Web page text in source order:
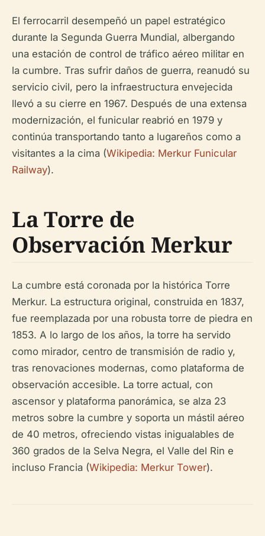
El ferrocarril desempeñó un papel estratégico
durante la Segunda Guerra Mundial, albergando
una estación de control de tráfico aéreo militar en
la cumbre. Tras sufrir daños de guerra, reanudó su
servicio civil, pero la infraestructura envejecida
llevó a su cierre en 1967. Después de una extensa
modernización, el funicular reabrió en 1979 y
continúa transportando tanto a lugareños como a
visitantes a la cima (Wikipedia: Merkur Funicular
Railway).
La Torre de
Observación Merkur
La cumbre está coronada por la histórica Torre
Merkur. La estructura original, construida en 1837,
fue reemplazada por una robusta torre de piedra en
1853. A lo largo de los años, la torre ha servido
como mirador, centro de transmisión de radio y,
tras renovaciones modernas, como plataforma de
observación accesible. La torre actual, con
ascensor y plataforma panorámica, se alza 23
metros sobre la cumbre y soporta un mástil aéreo
de 40 metros, ofreciendo vistas inigualables de
360 grados de la Selva Negra, el Valle del Rin e
incluso Francia (Wikipedia: Merkur Tower).